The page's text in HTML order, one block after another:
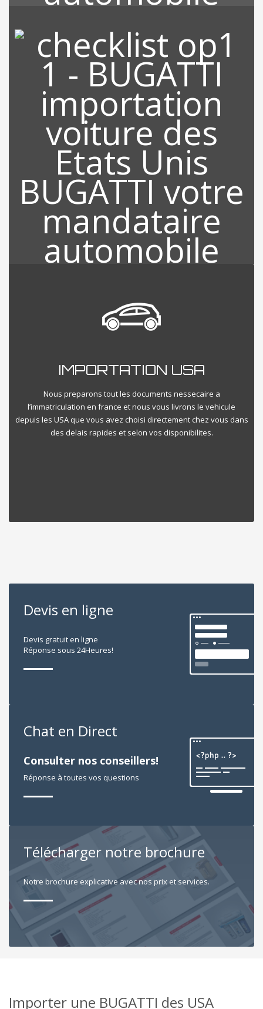
RECHERCHE DE VOTRE
VEHICULE
Grace à notre location qui est Miami, nous sommes au cœur des
Etats Unis et tous les partenaires, revendeurs sont à proximités
de nos bureaux ce qui nous permet de rechercher sur l’ensemble
des Etats Unis le véhicule de votre choix sur le marché de
l’occasion.
INSPECTION VEHICULE USA
inspection minutieuse sur l’etat global du vehicule directement
diretement.
IMPORTATION USA
Nous preparons tout les documents nessecaire a
l’immatriculation en france et nous vous livrons le vehicule
depuis les USA que vous avez choisi directement chez vous dans
des delais rapides et selon vos disponibilites.
Devis en ligne
Devis gratuit en ligne
Réponse sous 24Heures!
Chat en Direct
Consulter nos conseillers!
Réponse à toutes vos questions
Télécharger notre brochure
Notre brochure explicative avec nos prix et services.
Importer une BUGATTI des USA